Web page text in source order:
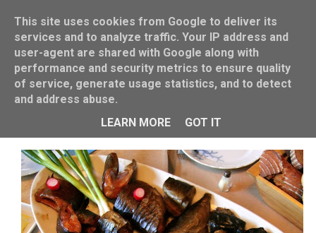
Vatertags-Special: Fisch
This site uses cookies from Google to deliver its
services and to analyze traffic. Your IP address and
user-agent are shared with Google along with
performance and security metrics to ensure quality
of service, generate usage statistics, and to detect
and address abuse.
LEARN MORE
GOT IT